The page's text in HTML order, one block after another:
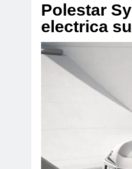
Polestar
electrica